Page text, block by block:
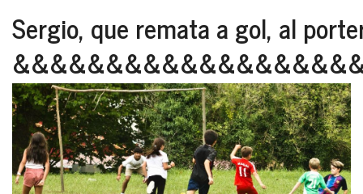
Sergio, que remata a gol, al